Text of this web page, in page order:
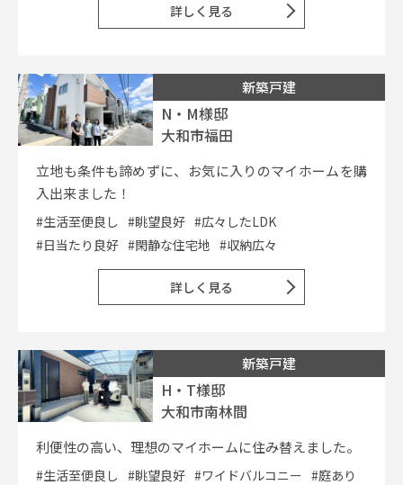
詳しく見る
新築戸建
N・M様邸
大和市福田
立地も条件も諦めずに、お気に入りのマイホームを購
入出来ました！
#生活至便良し #眺望良好 #広々したLDK
#日当たり良好 #閑静な住宅地 #収納広々
詳しく見る
新築戸建
H・T様邸
大和市南林間
利便性の高い、理想のマイホームに住み替えました。
#生活至便良し #眺望良好 #ワイドバルコニー #庭あり